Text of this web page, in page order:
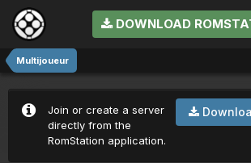
DOWNLOAD
Multijoueur
Join or create a server
directly from the
RomStation application.